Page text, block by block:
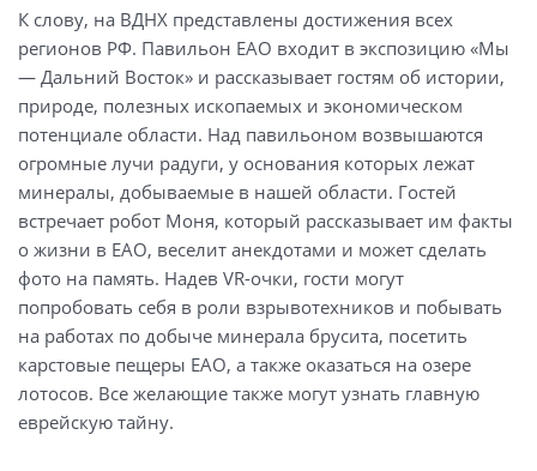
К слову, на ВДНХ представлены достижения всех
регионов РФ. Павильон ЕАО входит в экспозицию «Мы
— Дальний Восток» и рассказывает гостям об истории,
природе, полезных ископаемых и экономическом
потенциале области. Над павильоном возвышаются
огромные лучи радуги, у основания которых лежат
минералы, добываемые в нашей области. Гостей
встречает робот Моня, который рассказывает им факты
о жизни в ЕАО, веселит анекдотами и может сделать
фото на память. Надев VR-очки, гости могут
попробовать себя в роли взрывотехников и побывать
на работах по добыче минерала брусита, посетить
карстовые пещеры ЕАО, а также оказаться на озере
лотосов. Все желающие также могут узнать главную
еврейскую тайну.